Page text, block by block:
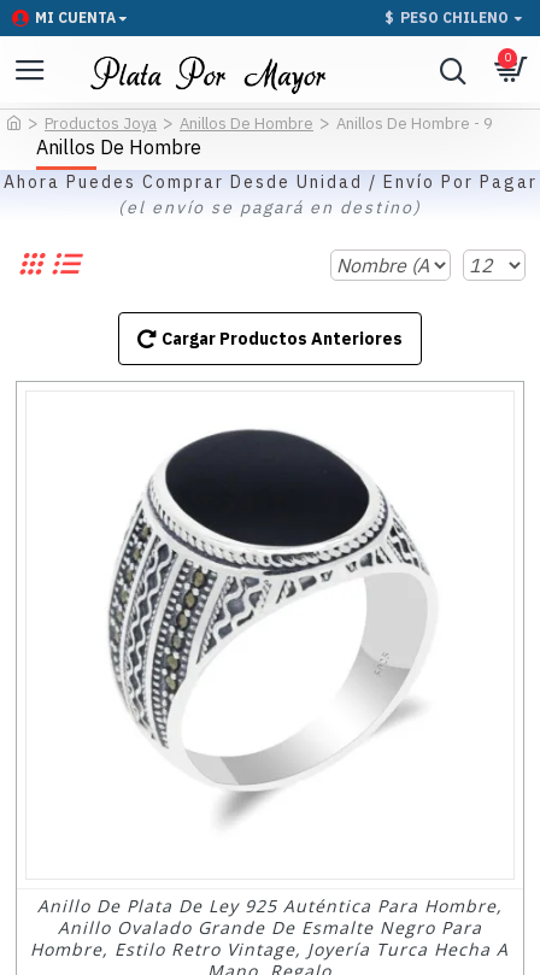
MI CUENTA $ PESO CHILENO
0
Productos Joya Anillos De Hombre Anillos De Hombre - 9
Anillos De Hombre
Ahora Puedes Comprar Desde Unidad / Envío Por Pagar
(el envío se pagará en destino)
Cargar Productos Anteriores
Anillo De Plata De Ley 925 Auténtica Para Hombre,
Anillo Ovalado Grande De Esmalte Negro Para
Hombre, Estilo Retro Vintage, Joyería Turca Hecha A